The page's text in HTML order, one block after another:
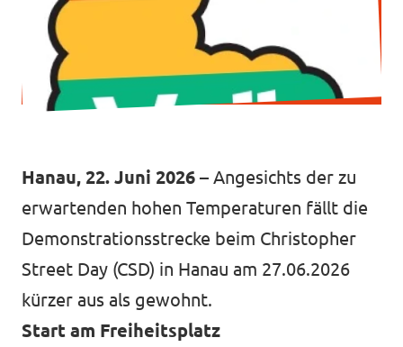
Mache bei uns mit!
Deine Spende für Volt!
Leichte Sprache
Volt vor Ort in Hessen
Hanau, 22. Juni 2026 – Angesichts der zu
erwartenden hohen Temperaturen fällt die
Demonstrationsstrecke beim Christopher
Street Day (CSD) in Hanau am 27.06.2026
kürzer aus als gewohnt.
Start am Freiheitsplatz